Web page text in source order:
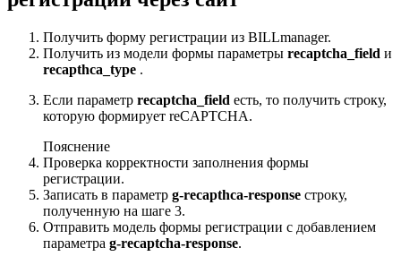
Получить форму регистрации из BILLmanager.
Получить из модели формы параметры recaptcha_field и
recapthca_type .
Если параметр recaptcha_field есть, то получить строку,
которую формирует reCAPTCHA.
Пояснение
Проверка корректности заполнения формы
регистрации.
Записать в параметр g-recapthca-response строку,
полученную на шаге 3.
Отправить модель формы регистрации с добавлением
параметра g-recaptcha-response.